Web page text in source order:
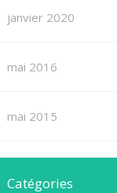
janvier 2020
mai 2016
mai 2015
Catégories